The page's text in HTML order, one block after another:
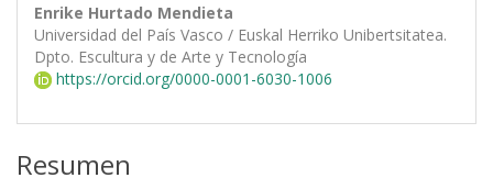
Enrike Hurtado Mendieta
Universidad del País Vasco / Euskal Herriko Unibertsitatea.
Dpto. Escultura y de Arte y Tecnología
https://orcid.org/0000-0001-6030-1006
Resumen